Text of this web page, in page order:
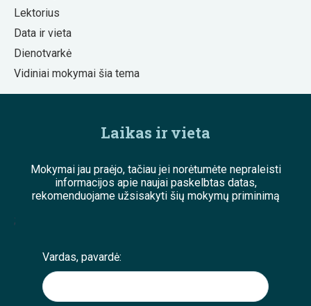
Lektorius
Data ir vieta
Dienotvarkė
Vidiniai mokymai šia tema
Laikas ir vieta
Mokymai jau praėjo, tačiau jei norėtumėte nepraleisti
informacijos apie naujai paskelbtas datas,
rekomenduojame užsisakyti šių mokymų priminimą
;
Vardas, pavardė: